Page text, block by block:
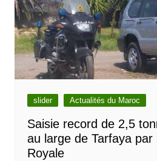
slider Actualités du Maroc
Saisie record de 2,5
au large de Tarfaya
Royale